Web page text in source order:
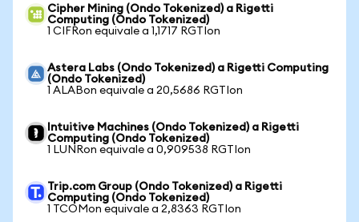
Cipher Mining (Ondo Tokenized) a Rigetti
Computing (Ondo Tokenized)
1 CIFRon equivale a 1,1717 RGTIon
Astera Labs (Ondo Tokenized) a Rigetti Computing
(Ondo Tokenized)
1 ALABon equivale a 20,5686 RGTIon
Intuitive Machines (Ondo Tokenized) a Rigetti
Computing (Ondo Tokenized)
1 LUNRon equivale a 0,909538 RGTIon
Trip.com Group (Ondo Tokenized) a Rigetti
Computing (Ondo Tokenized)
1 TCOMon equivale a 2,8363 RGTIon